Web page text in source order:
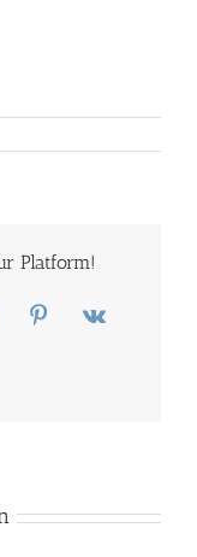
Platform!
Pinterest
Vk